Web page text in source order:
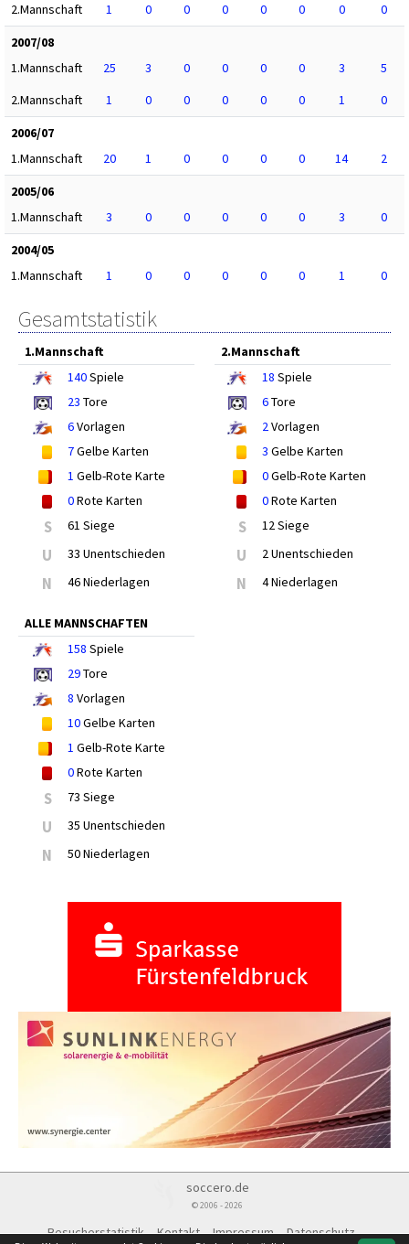
2.Mannschaft
1 0 0 0 0 0 0
0
2007/08
1.Mannschaft
25 3 0 0 0 0 3
5
2.Mannschaft
1 0 0 0 0 0 1
0
2006/07
1.Mannschaft
20 1 0 0 0 0 14
2
2005/06
1.Mannschaft
3 0 0 0 0 0 3
0
2004/05
1.Mannschaft
1 0 0 0 0 0 1 0
Gesamtstatistik
1.Mannschaft
140Spiele
23 Tore
6Vorlagen
7Gelbe Karten
1 Gelb-Rote Karte
0Rote Karten
S 61 Siege
U 33 Unentschieden
N 46 Niederlagen
2.Mannschaft
18 Spiele
6Tore
2Vorlagen
3 Gelbe Karten
0Gelb-Rote Karten
0Rote Karten
S 12 Siege
U 2 Unentschieden
N 4 Niederlagen
ALLE MANNSCHAFTEN
158 Spiele
29Tore
8 Vorlagen
10Gelbe Karten
1 Gelb-Rote Karte
0Rote Karten
S 73 Siege
U 35 Unentschieden
N 50 Niederlagen
soccero.de
© 2006 - 2026
Besucherstatistik Kontakt Impressum Datenschutz